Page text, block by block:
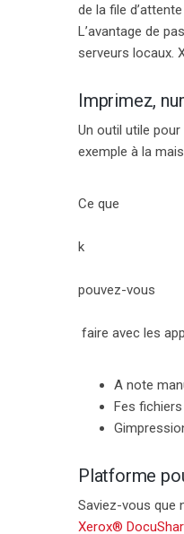
de la file
L’avantage de
serveurs locaux.
Imprimez,
Un outil utile
exemple à la
Ce que
k
pouvez-vous
faire avec les
A note
Fes
G
Platforme
Saviez-vous que
Xerox®